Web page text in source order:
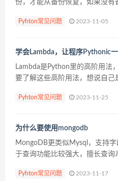
份，才能从备份恢复，如果没有
Pyhton常见问题 2023-11-05
学会Lambda，让程序Pythonic
Lambda是Python里的高阶用法
要了解这些高阶用法，想说自己
短的用法说明。 ...
Pyhton常见问题 2023-11-25
为什么要使用mongodb
MongoDB更类似Mysql，支持
于查询功能比较强大，擅长查询
MongoDB更多时候作为关系数
Pyhton常见问题 2023-11-17